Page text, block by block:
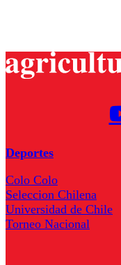
Deportes
Colo Colo
Seleccion Chilena
Universidad de Chile
Torneo Nacional